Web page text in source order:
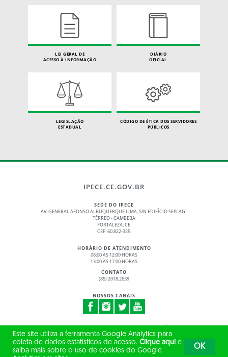
LEI GERAL DE
ACESSO À INFORMAÇÃO
DIÁRIO
OFICIAL
LEGISLAÇÃO
ESTADUAL
CÓDIGO DE ÉTICA DOS SERVIDORES
PÚBLICOS
IPECE.CE.GOV.BR
SEDE DO IPECE
AV. GENERAL AFONSO ALBUQUERQUE LIMA, S/N EDIFÍCIO SEPLAG -
TÉRREO - CAMBEBA
FORTALEZA, CE.
CEP: 60.822-325.
HORÁRIO DE ATENDIMENTO
08:00 ÀS 12:00 HORAS
13:00 ÀS 17:00 HORAS
CONTATO
(85) 2018.2639
NOSSOS CANAIS
© 2017 - 2026 – GOVERNO DO ESTADO DO CEARÁ
TODOS OS DIREITOS RESERVADOS
Este site utiliza a ferramenta Google Analytics para
coleta de dados estatísticos de acesso. Clique aqui e
saiba mais sobre o uso de cookies do Google
OK